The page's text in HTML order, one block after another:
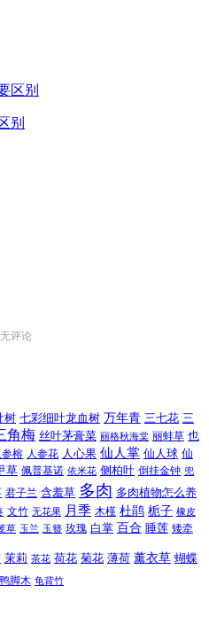
别
评论
树 七彩细叶龙血树 万年青 三七花 三
角梅 丝叶茅膏菜 丽格秋海棠 丽蚌草 也
参榕 人参花 人心果 仙人掌 仙人球 仙
草 佩普基诺 依米花 侧柏叶 倒挂金钟 兜
君子兰 含羞草 多肉 多肉植物怎么养
文竹 无花果 月季 木槿 杜鹃 栀子 橡皮
草 玉兰 玉簪 玫瑰 白掌 百合 睡莲 矮牵
茉莉 茶花 荷花 菊花 薄荷 薰衣草 蝴蝶
鸭脚木 龟背竹